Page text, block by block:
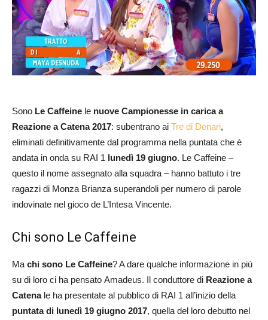
Sono Le Caffeine le nuove Campionesse in carica a
Reazione a Catena 2017: subentrano ai Tre di Denari,
eliminati definitivamente dal programma nella puntata che è
andata in onda su RAI 1 lunedì 19 giugno. Le Caffeine –
questo il nome assegnato alla squadra – hanno battuto i tre
ragazzi di Monza Brianza superandoli per numero di parole
indovinate nel gioco de L’Intesa Vincente.
Chi sono Le Caffeine
Ma chi sono Le Caffeine? A dare qualche informazione in più
su di loro ci ha pensato Amadeus. Il conduttore di Reazione a
Catenale ha presentate al pubblico di RAI 1 all’inizio della
puntata di lunedì 19 giugno 2017, quella del loro debutto nel